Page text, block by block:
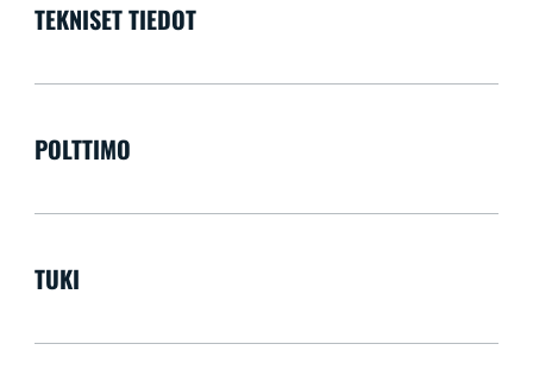
TEKNISET TIEDOT
POLTTIMO
TUKI